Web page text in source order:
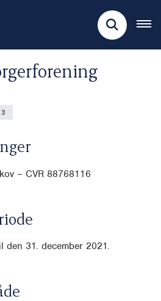
– CVR 88768116
den 31. december 2021.